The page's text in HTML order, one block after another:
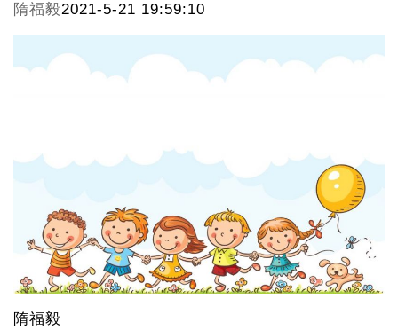
隋福毅2021-5-21 19:59:10
隋福毅